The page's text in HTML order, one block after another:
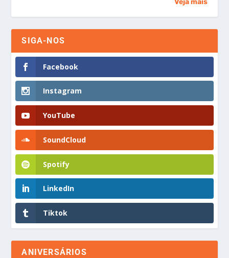
SIGA-NOS
Facebook
Instagram
YouTube
SoundCloud
Spotify
LinkedIn
Tiktok
ANIVERSÁRIOS